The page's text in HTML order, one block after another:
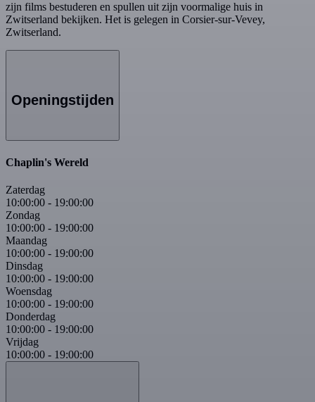
zijn films bestuderen en spullen uit zijn voormalige huis in
Zwitserland bekijken. Het is gelegen in Corsier-sur-Vevey,
Zwitserland.
Openingstijden
Chaplin's Wereld
Zaterdag
10:00:00 - 19:00:00
Zondag
10:00:00 - 19:00:00
Maandag
10:00:00 - 19:00:00
Dinsdag
10:00:00 - 19:00:00
Woensdag
10:00:00 - 19:00:00
Donderdag
10:00:00 - 19:00:00
Vrijdag
10:00:00 - 19:00:00